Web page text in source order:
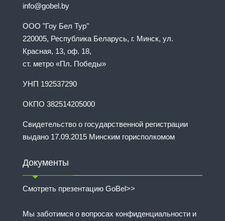
info@gobel.by
ООО "Гоу Бел Тур"
220005, Республика Беларусь, г. Минск, ул.
Красная, 13, оф. 18,
ст. метро «Пл. Победы»
УНП 192537290
ОКПО 382514205000
Свидетельство о государственной регистрации
выдано 17.09.2015 Минским горисполкомом
Документы
Смотреть презентацию GoBel>>
Мы заботимся о вопросах конфиденциальности и